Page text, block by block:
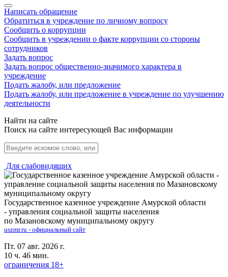
Написать обращение
Обратиться в учреждение по личному вопросу
Сообщить о коррупции
Сообщить в учреждении о факте коррупции со стороны
сотрудников
Задать вопрос
Задать вопрос общественно-значимого характера в
учреждение
Подать жалобу, или предложение
Подать жалобу, или предложение в учреждение по улучшению
деятельности
Найти на сайте
Поиск на сайте интересующей Вас информации
Для слабовидящих
Государственное казенное учреждение Амурской области
- управления социальной защиты населения
по Мазановскому муниципальному округу
uszmr.ru - официальный сайт
Пт. 07 авг. 2026 г.
10 ч. 46 мин.
ограничения 18+